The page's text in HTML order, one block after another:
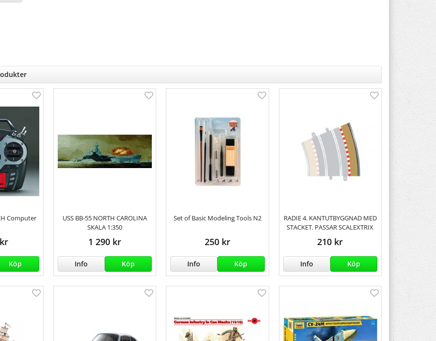
Computer
Köp
USS BB-55 NORTH CAROLINA
SKALA 1:350
1 290 kr
Info Köp
Set of Basic Modeling Tools N2
250 kr
Info Köp
RADIE 4. KANTUTBYGGNAD MED
STACKET. PASSAR SCALEXTRIX
210 kr
Info Köp